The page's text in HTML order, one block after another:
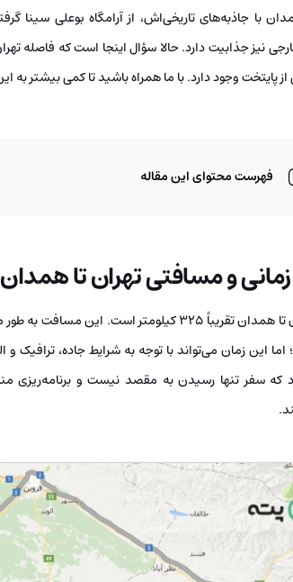
با جاذبه‌های تاریخی‌اش، از آرامگاه بوعلی سینا
نیز جذابیت دارد. حالا سؤال اینجا است که فاصله
از پایتخت وجود دارد. با ما همراه باشید تا کمی بیشتر به
فهرست محتوای این مقاله
و مسافتی تهران تا همدان
اما این زمان می‌تواند با توجه به شرایط جاده، ترافیک
که سفر تنها رسیدن به مقصد نیست و برنامه‌ریزی